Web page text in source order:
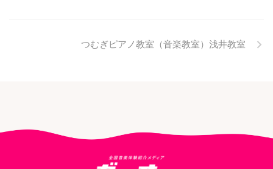
つむぎピアノ教室（音楽教室）浅井教室